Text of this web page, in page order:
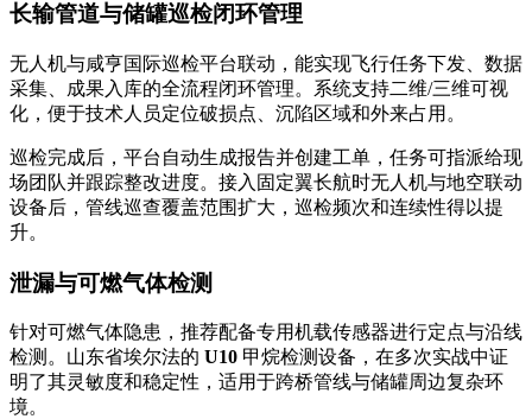
长输管道与储罐巡检闭环管理
无人机与咸亨国际巡检平台联动，能实现飞行任务下发、数据
采集、成果入库的全流程闭环管理。系统支持二维/三维可视
化，便于技术人员定位破损点、沉陷区域和外来占用。
巡检完成后，平台自动生成报告并创建工单，任务可指派给现
场团队并跟踪整改进度。接入固定翼长航时无人机与地空联动
设备后，管线巡查覆盖范围扩大，巡检频次和连续性得以提
升。
泄漏与可燃气体检测
针对可燃气体隐患，推荐配备专用机载传感器进行定点与沿线
检测。山东省埃尔法的 U10 甲烷检测设备，在多次实战中证
明了其灵敏度和稳定性，适用于跨桥管线与储罐周边复杂环
境。